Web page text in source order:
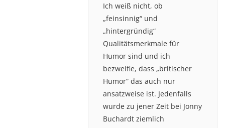
Ich weiß nicht, ob
„feinsinnig“ und
„hintergründig“
Qualitätsmerkmale für
Humor sind und ich
bezweifle, dass „britischer
Humor“ das auch nur
ansatzweise ist. Jedenfalls
wurde zu jener Zeit bei Jonny
Buchardt ziemlich